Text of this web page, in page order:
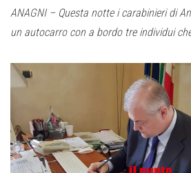
ANAGNI – Questa notte i carabinieri di
un autocarro con a bordo tre individui